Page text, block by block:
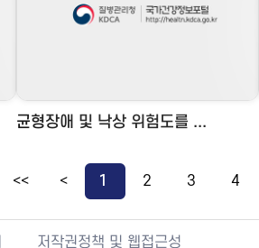
균형장애 및 낙상 위험도를 ...
<< < 1 2 3 4
저작권정책 및 웹접근성